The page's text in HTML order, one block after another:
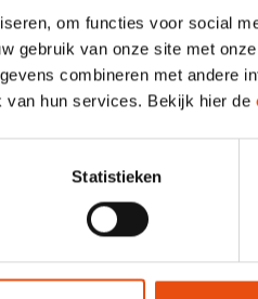
om functies voor social
gebruik van onze site met
combineren met andere
van hun services. Bekijk hier de
Statistieken
est un plus);